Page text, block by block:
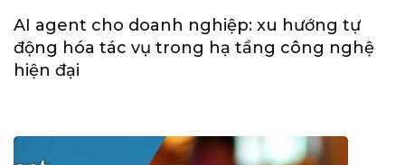
AI agent cho doanh nghiệp: xu hướng tự
động hóa tác vụ trong hạ tầng công nghệ
hiện đại